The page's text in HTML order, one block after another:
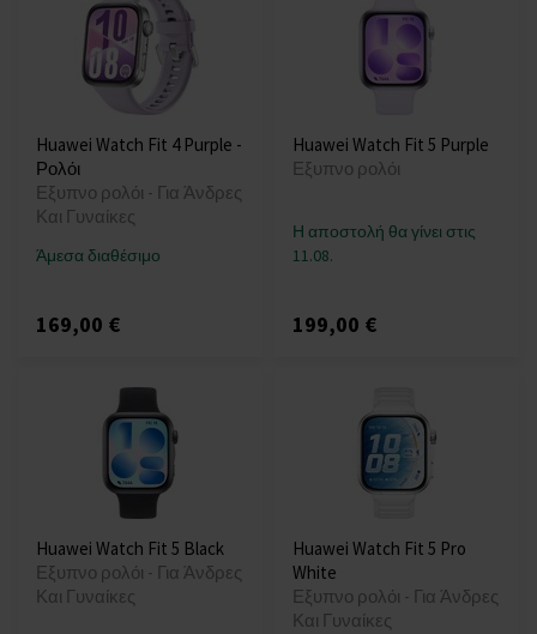
Huawei Watch Fit 4 Purple -
Ρολόι
Εξυπνο ρολόι - Για Άνδρες
Και Γυναίκες
Άμεσα διαθέσιμο
169,00 €
Huawei Watch Fit 5 Purple
Εξυπνο ρολόι
Η αποστολή θα γίνει στις
11.08.
199,00 €
Huawei Watch Fit 5 Black
Εξυπνο ρολόι - Για Άνδρες
Και Γυναίκες
Huawei Watch Fit 5 Pro
White
Εξυπνο ρολόι - Για Άνδρες
Και Γυναίκες